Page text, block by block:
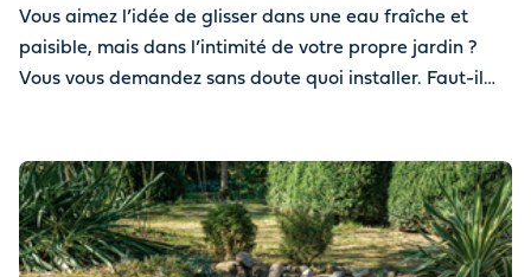
Vous aimez l’idée de glisser dans une eau fraîche et
paisible, mais dans l’intimité de votre propre jardin ?
Vous vous demandez sans doute quoi installer. Faut-il